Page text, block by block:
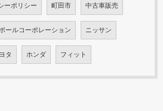
ーポリシー 町田市 中古車販売
ールコーポレーション ニッサン
タ ホンダ フィット